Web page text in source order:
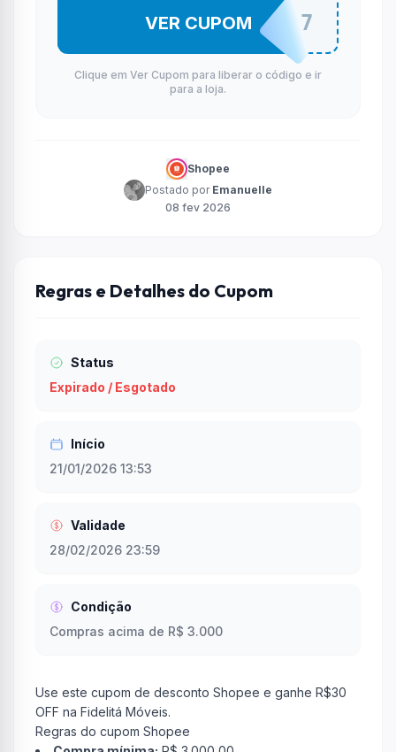
FIDEDESC7
VER CUPOM
Clique em Ver Cupom para liberar o código e ir
para a loja.
Shopee
Postado por Emanuelle
08 fev 2026
Regras e Detalhes do Cupom
Status
Expirado / Esgotado
Início
21/01/2026 13:53
Validade
28/02/2026 23:59
Condição
Compras acima de R$ 3.000
Use este cupom de desconto Shopee e ganhe R$30
OFF na Fidelitá Móveis.
Regras do cupom Shopee